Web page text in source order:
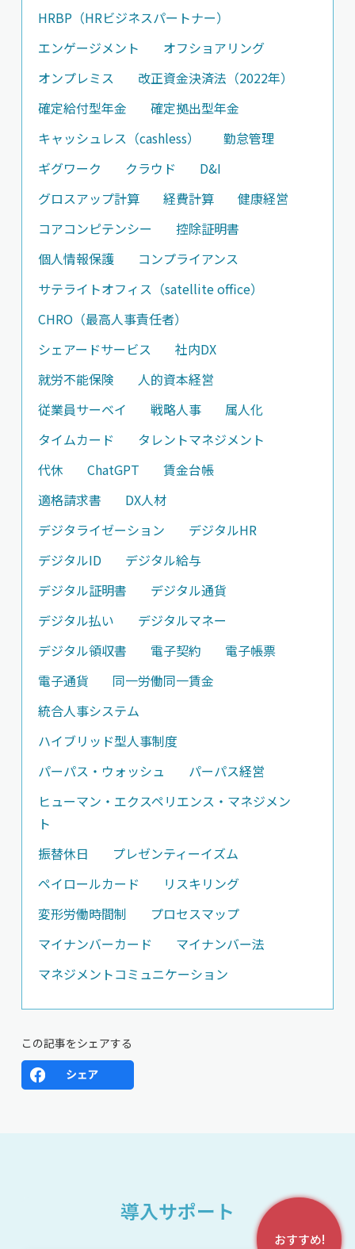
HRBP（HRビジネスパートナー）
エンゲージメント
オフショアリング
オンプレミス
改正資金決済法（2022年）
確定給付型年金
確定拠出型年金
キャッシュレス（cashless）
勤怠管理
ギグワーク
クラウド
D&I
グロスアップ計算
経費計算
健康経営
コアコンピテンシー
控除証明書
個人情報保護
コンプライアンス
サテライトオフィス（satellite office）
CHRO（最高人事責任者）
シェアードサービス
社内DX
就労不能保険
人的資本経営
従業員サーベイ
戦略人事
属人化
タイムカード
タレントマネジメント
代休
ChatGPT
賃金台帳
適格請求書
DX人材
デジタライゼーション
デジタルHR
デジタルID
デジタル給与
デジタル証明書
デジタル通貨
デジタル払い
デジタルマネー
デジタル領収書
電子契約
電子帳票
電子通貨
同一労働同一賃金
統合人事システム
ハイブリッド型人事制度
パーパス・ウォッシュ
パーパス経営
ヒューマン・エクスペリエンス・マネジメン
ト
振替休日
プレゼンティーイズム
ペイロールカード
リスキリング
変形労働時間制
プロセスマップ
マイナンバーカード
マイナンバー法
マネジメントコミュニケーション
この記事をシェアする
導入サポート
おすすめ!